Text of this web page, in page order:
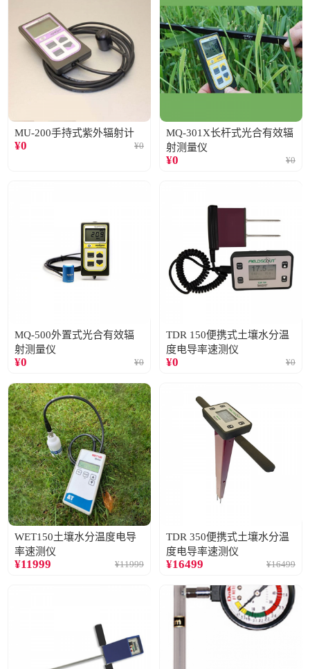
MU-200手持式紫外辐射计
¥0 ¥0
MQ-301X长杆式光合有效辐
射测量仪
¥0 ¥0
MQ-500外置式光合有效辐
射测量仪
¥0 ¥0
TDR 150便携式土壤水分温
度电导率速测仪
¥0 ¥0
WET150土壤水分温度电导
率速测仪
¥11999 ¥11999
TDR 350便携式土壤水分温
度电导率速测仪
¥16499 ¥16499